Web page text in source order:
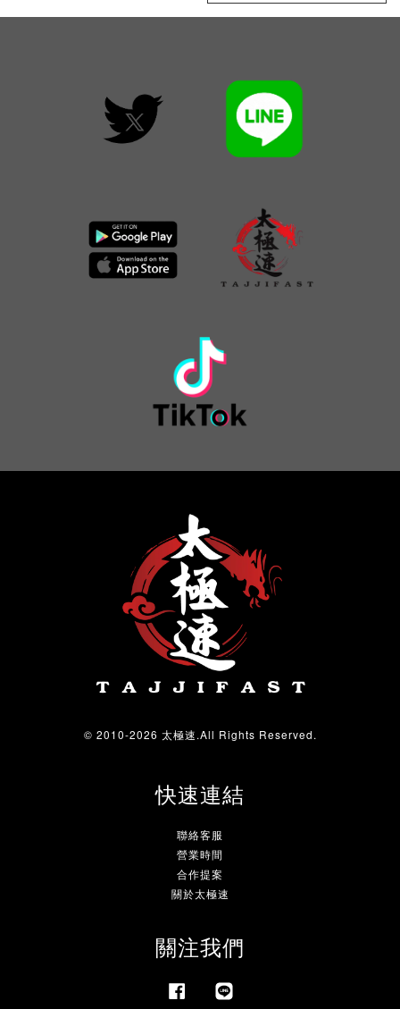
© 2010-2026 太極速.All Rights Reserved.
快速連結
聯絡客服
營業時間
合作提案
關於太極速
關注我們
Facebook